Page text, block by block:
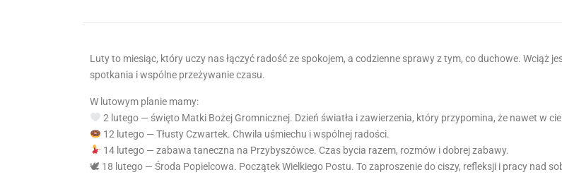
Luty to miesiąc, który uczy nas łączyć radość ze spokojem, a codzienne sprawy z tym, co duchowe. Wciąż
spotkania i wspólne przeżywanie czasu.
W lutowym planie mamy:
2 lutego — święto Matki Bożej Gromnicznej. Dzień światła i zawierzenia, który przypomina, że nawet w
12 lutego — Tłusty Czwartek. Chwila uśmiechu i wspólnej radości.
14 lutego — zabawa taneczna na Przybyszówce. Czas bycia razem, rozmów i dobrej zabawy.
🕊 18 lutego — Środa Popielcowa. Początek Wielkiego Postu. To zaproszenie do ciszy, refleksji i pracy nad